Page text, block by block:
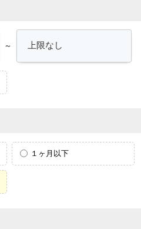
～
１ヶ月以下